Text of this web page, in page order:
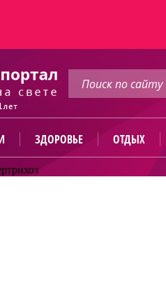
ЗДОРОВЬЕ ОТДЫХ